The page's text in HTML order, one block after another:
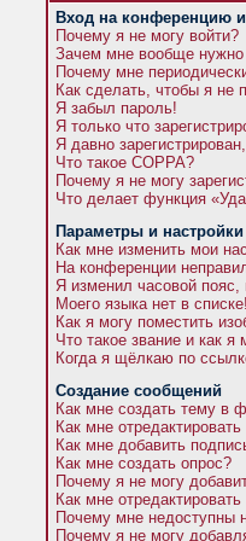
Вход на конференцию и
Почему я не могу войти?
Зачем мне вообще нужно
Почему мне
Как сделать, чтобы я не
Я забыл пароль!
Я только что
Я давно
Что такое COPPA?
Почему я не могу
Что делает функция
Параметры и
Как мне изменить мои
На конференции
Я изменил часовой пояс,
Моего языка нет в списке!
Как я могу поместить
Что такое звание и как я
Когда я щёлкаю по
Создание сообщений
Как мне создать тему в
Как мне
Как мне добавить
Как мне создать опрос?
Почему я не могу
Как мне
Почему мне недоступны
Почему я не могу